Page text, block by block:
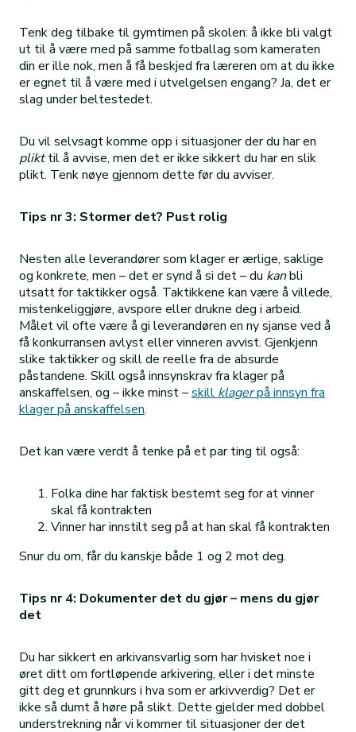
Tenk deg tilbake til gymtimen på skolen: å ikke bli valgt
ut til å være med på samme fotballag som kameraten
din er ille nok, men å få beskjed fra læreren om at du ikke
er egnet til å være med i utvelgelsen engang? Ja, det er
slag under beltestedet.
Du vil selvsagt komme opp i situasjoner der du har en
plikttil å avvise, men det er ikke sikkert du har en slik
plikt. Tenk nøye gjennom dette før du avviser.
Tips nr 3: Stormer det? Pust rolig
Nesten alle leverandører som klager er ærlige, saklige
og konkrete, men – det er synd å si det – du kanbli
utsatt for taktikker også. Taktikkene kan være å villede,
mistenkeliggjøre, avspore eller drukne deg i arbeid.
Målet vil ofte være å gi leverandøren en ny sjanse ved å
få konkurransen avlyst eller vinneren avvist. Gjenkjenn
slike taktikker og skill de reelle fra de absurde
påstandene. Skill også innsynskrav fra klager på
anskaffelsen, og – ikke minst –skill klagerpå innsyn fra
klager på anskaffelsen.
Det kan være verdt å tenke på et par ting til også:
Folka dine har faktisk bestemt seg for at vinner
skal få kontrakten
Vinner har innstilt seg på at han skal få kontrakten
Snur du om, får du kanskje både 1 og 2 mot deg.
Tips nr 4: Dokumenter det du gjør – mens du gjør
det
Du har sikkert en arkivansvarlig som har hvisket noe i
øret ditt om fortløpende arkivering, eller i det minste
gitt deg et grunnkurs i hva som er arkivverdig? Det er
ikke så dumt å høre på slikt. Dette gjelder med dobbel
understrekning når vi kommer til situasjoner der det